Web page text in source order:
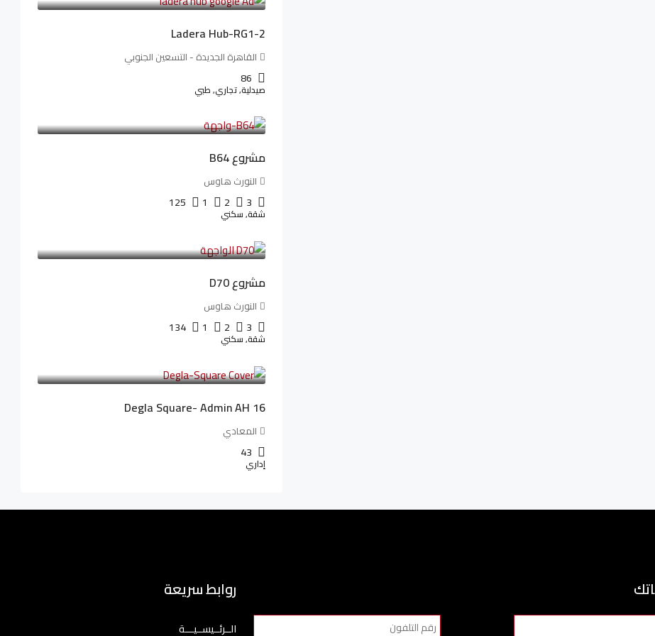
Ladera Hub-RG1-2
القاهرة الجديدة - التسعين الجنوبي
86
صيدلية, تجاري, طبي
مشروع B64
النورث هاوس
3
2
1
125
شقة, سكني
مشروع D70
النورث هاوس
3
2
1
134
شقة, سكني
Degla Square- Admin AH 16
المعادي
43
إداري
روابط سريعة
الــرئــيســيـــة